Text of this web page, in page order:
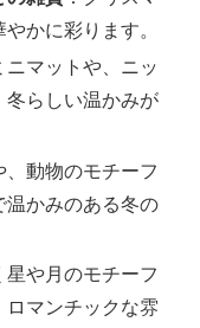
かに彩ります。
ニマットや、ニッ
冬らしい温かみが
、動物のモチーフ
温かみのある冬の
星や月のモチーフ
マンチックな雰